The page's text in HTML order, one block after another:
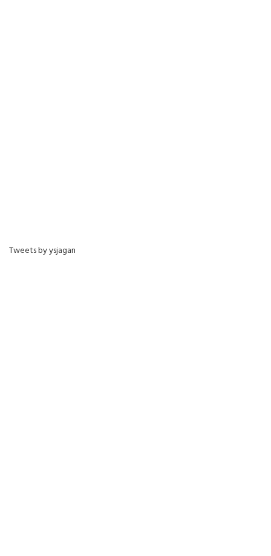
Tweets by ysjagan